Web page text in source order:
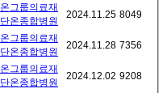
온그룹의료재
단온종합병원
2024.11.25 8049
온그룹의료재
단온종합병원
2024.11.28 7356
온그룹의료재
단온종합병원
2024.12.02 9208